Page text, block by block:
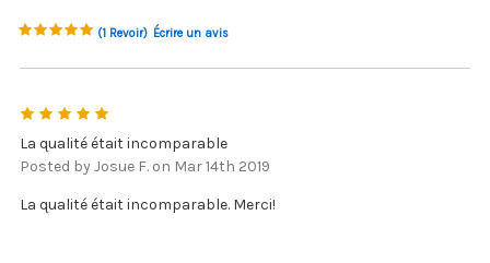
(1 Revoir) Écrire un avis
La qualité était incomparable
Posted by Josue F. on Mar 14th 2019
La qualité était incomparable. Merci!